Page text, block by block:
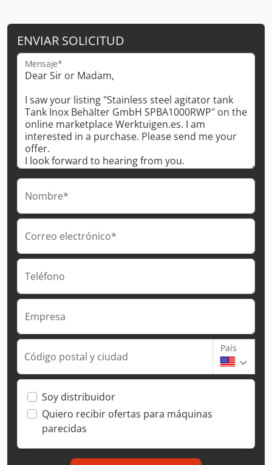
ENVIAR SOLICITUD
Mensaje*
Nombre*
Correo electrónico*
Teléfono
Empresa
Código postal y ciudad
País
Soy distribuidor
Quiero recibir ofertas para máquinas
parecidas